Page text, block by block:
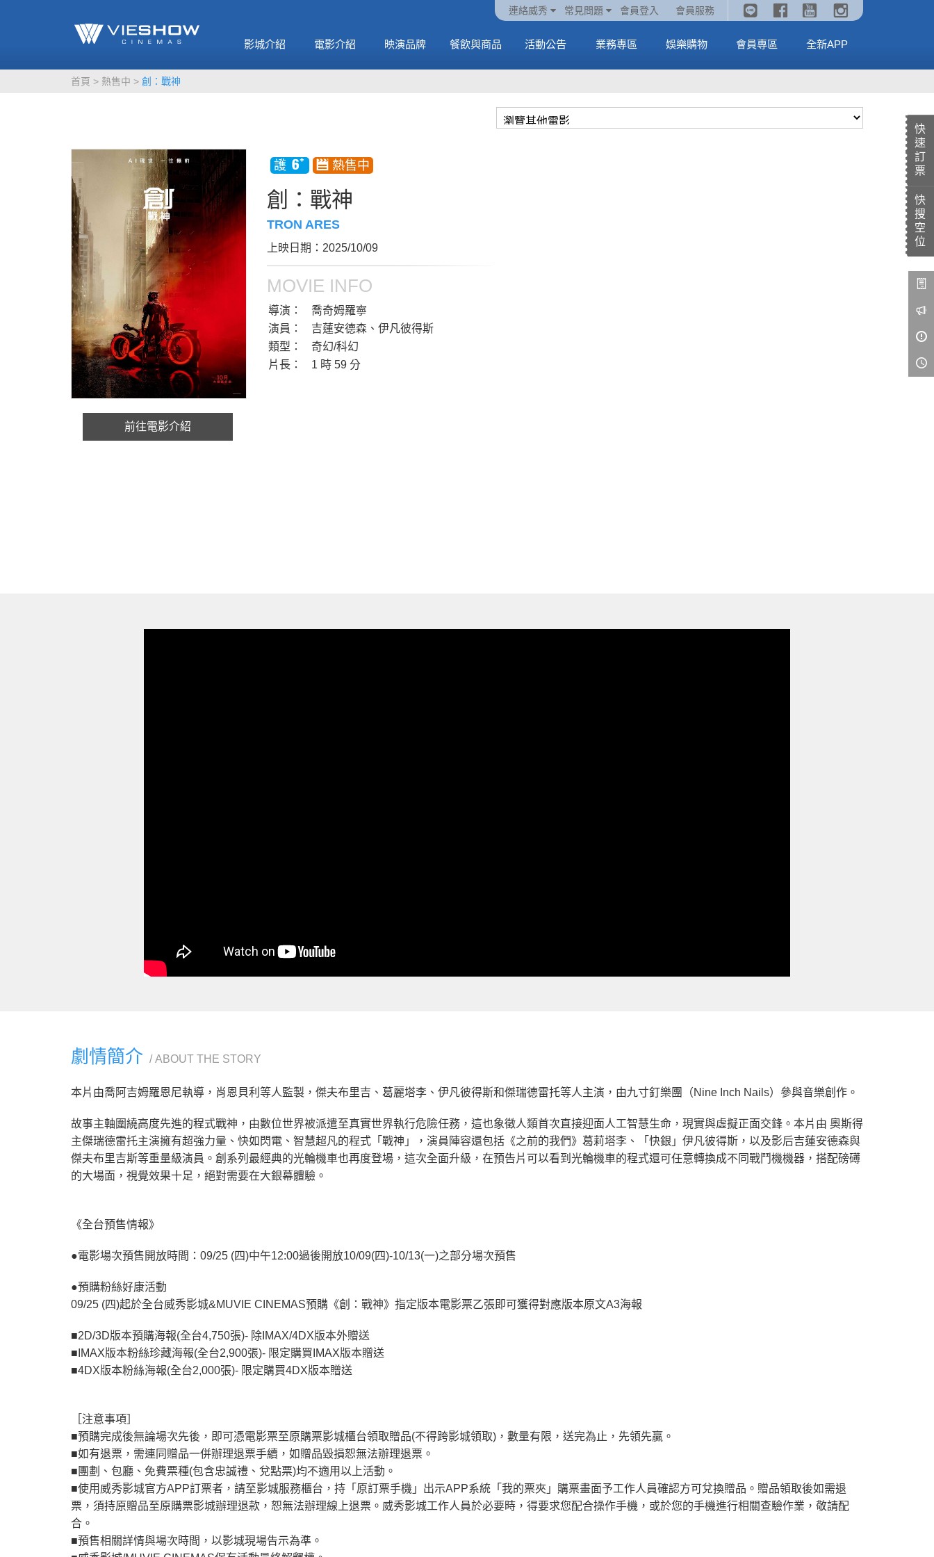
連絡威秀 常見問題 會員登入 會員服務
影城介紹 電影介紹
MORE MORE
火熱預售中《橡樹街
末日》
MORE
火熱預售中《汪汪隊立大功：恐龍大電影》
映演品牌 餐飲與商品
MORE MORE
🥤威秀獨家電影套餐
🥤全台熱賣中
MORE
《劇場版吉伊卡哇》🥤威秀獨家電影套餐🥤
全台熱賣中
MORE
活動公告 業務專區 娛樂購物 會員專區 全新APP
快
速
訂
票
快
搜
空
位
首頁 熱售中 創：戰神
前往電影介紹
創：戰神
TRON ARES
上映日期：2025/10/09
MOVIE INFO
導演：
喬奇姆羅寧
演員：
吉蓮安德森、伊凡彼得斯
類型：
奇幻/科幻
片長：
1 時 59 分
劇情簡介 ABOUT THE STORY
本片由喬阿吉姆羅恩尼執導，肖恩貝利等人監製，傑夫布里吉、葛麗塔李、伊凡彼得斯和傑瑞德雷托等人主演，由九寸釘樂團（Nine Inch Nails）參與音樂創作。
故事主軸圍繞高度先進的程式戰神，由數位世界被派遣至真實世界執行危險任務，這也象徵人類首次直接迎面人工智慧生命，現實與虛擬正面交鋒。本片由 奧斯得
主傑瑞德雷托主演擁有超強力量、快如閃電、智慧超凡的程式「戰神」，演員陣容還包括《之前的我們》葛莉塔李、「快銀」伊凡彼得斯，以及影后吉蓮安德森與
傑夫布里吉斯等重量級演員。創系列最經典的光輪機車也再度登場，這次全面升級，在預告片可以看到光輪機車的程式還可任意轉換成不同戰鬥機機器，搭配磅礡
的大場面，視覺效果十足，絕對需要在大銀幕體驗。
《全台預售情報》
●電影場次預售開放時間：09/25 (四)中午12:00過後開放10/09(四)-10/13(一)之部分場次預售
●預購粉絲好康活動
09/25 (四)起於全台威秀影城&MUVIE CINEMAS預購《創：戰神》指定版本電影票乙張即可獲得對應版本原文A3海報
■2D/3D版本預購海報(全台4,750張)- 除IMAX/4DX版本外贈送
■IMAX版本粉絲珍藏海報(全台2,900張)- 限定購買IMAX版本贈送
■4DX版本粉絲海報(全台2,000張)- 限定購買4DX版本贈送
［注意事項］
■預購完成後無論場次先後，即可憑電影票至原購票影城櫃台領取贈品(不得跨影城領取)，數量有限，送完為止，先領先贏。
■如有退票，需連同贈品一併辦理退票手續，如贈品毀損恕無法辦理退票。
■團劃、包廳、免費票種(包含忠誠禮、兌點票)均不適用以上活動。
■使用威秀影城官方APP訂票者，請至影城服務櫃台，持「原訂票手機」出示APP系統「我的票夾」購票畫面予工作人員確認方可兌換贈品。贈品領取後如需退
票，須持原贈品至原購票影城辦理退款，恕無法辦理線上退票。威秀影城工作人員於必要時，得要求您配合操作手機，或於您的手機進行相關查驗作業，敬請配
合。
■預售相關詳情與場次時間，以影城現場告示為準。